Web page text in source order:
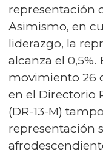
representación
Asimismo, en
liderazgo, la
alcanza el
movimiento 26
en el Directorio
(DR-13-M)
representación